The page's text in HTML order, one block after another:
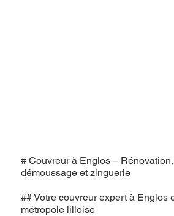
# Couvreur à Englos –
démoussage et zinguerie
## Votre couvreur expert à Englos
métropole lilloise